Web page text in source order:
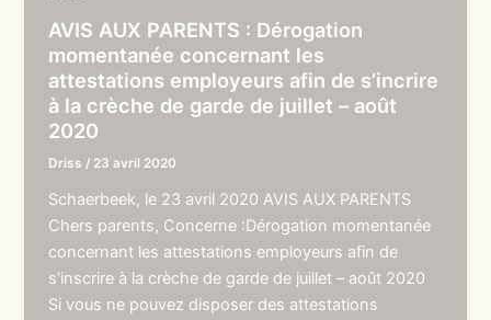
AVIS AUX PARENTS : Dérogation
momentanée concernant les
attestations employeurs afin de s’incrire
à la crèche de garde de juillet – août
2020
Driss / 23 avril 2020
Schaerbeek, le 23 avril 2020 AVIS AUX PARENTS
Chers parents, Concerne :Dérogation momentanée
concernant les attestations employeurs afin de
s’inscrire à la crèche de garde de juillet – août 2020
Si vous ne pouvez disposer des attestations